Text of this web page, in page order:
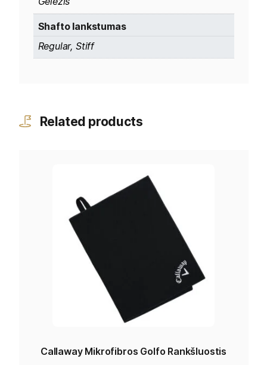
Shafto lankstumas
Regular, Stiff
Related products
Callaway Mikrofibros Golfo Rankšluostis